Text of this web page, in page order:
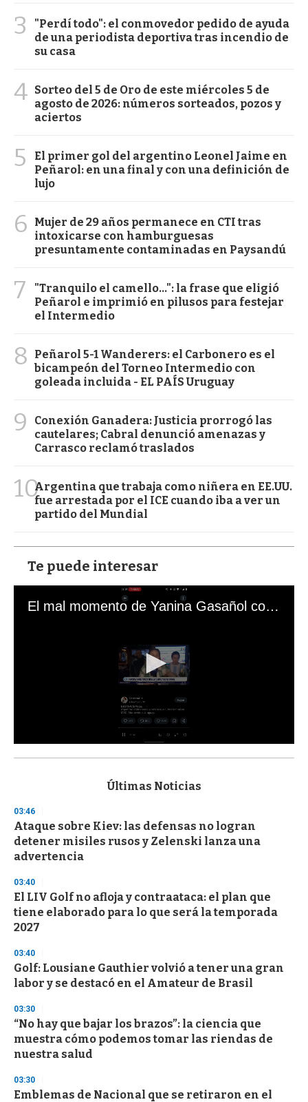
3
"Perdí todo": el conmovedor pedido de ayuda
de una periodista deportiva tras incendio de
su casa
4 Sorteo del 5 de Oro de este miércoles 5 de
agosto de 2026: números sorteados, pozos y
aciertos
5
El primer gol del argentino Leonel Jaime en
Peñarol: en una final y con una definición de
lujo
6
Mujer de 29 años permanece en CTI tras
intoxicarse con hamburguesas
presuntamente contaminadas en Paysandú
7
"Tranquilo el camello...": la frase que eligió
Peñarol e imprimió en pilusos para festejar
el Intermedio
8
Peñarol 5-1 Wanderers: el Carbonero es el
bicampeón del Torneo Intermedio con
goleada incluida - EL PAÍS Uruguay
9
Conexión Ganadera: Justicia prorrogó las
cautelares; Cabral denunció amenazas y
Carrasco reclamó traslados
10Argentina que trabaja como niñera en EE.UU.
fue arrestada por el ICE cuando iba a ver un
partido del Mundial
Te puede interesar
El mal momento de Yanina Gasañol con un hincha argentino en "Subrayado"
s
d
s
o
f
3
s
e
c
o
n
Últimas Noticias
03:46
Ataque sobre Kiev: las defensas no logran
detener misiles rusos y Zelenski lanza una
advertencia
03:40
El LIV Golf no afloja y contraataca: el plan que
tiene elaborado para lo que será la temporada
2027
03:40
Golf: Lousiane Gauthier volvió a tener una gran
labor y se destacó en el Amateur de Brasil
03:30
“No hay que bajar los brazos”: la ciencia que
muestra cómo podemos tomar las riendas de
nuestra salud
03:30
Emblemas de Nacional que se retiraron en el